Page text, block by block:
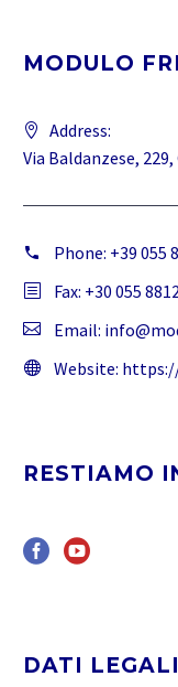
MODULO
Address:
Via Baldanzese,
Phone: +39 055
Fax: +30 055
Email:
Website:
RESTIAMO
DATI LEGALI